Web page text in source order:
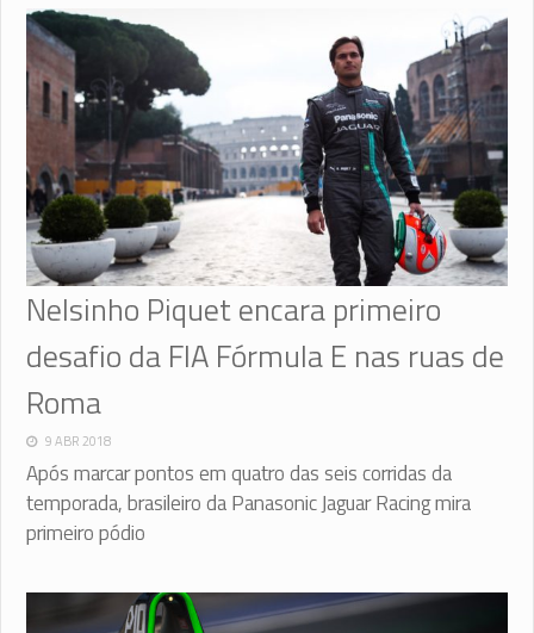
Nelsinho Piquet encara primeiro
desafio da FIA Fórmula E nas ruas de
Roma
9 ABR 2018
Após marcar pontos em quatro das seis corridas da
temporada, brasileiro da Panasonic Jaguar Racing mira
primeiro pódio